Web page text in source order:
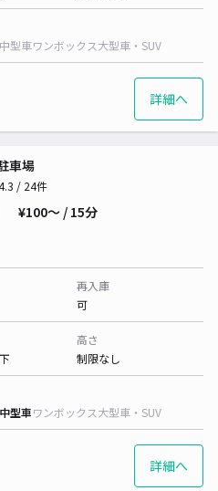
中型車ワンボックス大型車・SUV
詳細へ
車場
/ 24件
¥100〜 / 15分
再入庫
可
高さ
制限なし
中型車ワンボックス大型車・SUV
詳細へ